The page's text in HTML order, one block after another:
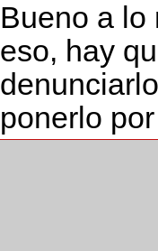
Bueno a lo
eso, hay
ponerlo